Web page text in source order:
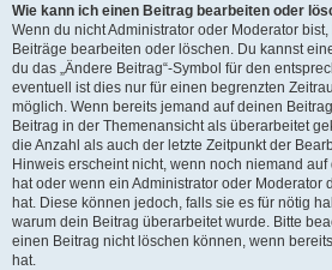
Wie kann ich einen Beitrag bearbeiten oder
Wenn du nicht Administrator oder Moderator
Beiträge bearbeiten oder löschen. Du kannst
du das „Ändere Beitrag“-Symbol für den
eventuell ist dies nur für einen begrenzten
möglich. Wenn bereits jemand auf deinen
Beitrag in der Themenansicht als überarbeitet
die Anzahl als auch der letzte Zeitpunkt der
Hinweis erscheint nicht, wenn noch niemand
hat oder wenn ein Administrator oder Moderator
hat. Diese können jedoch, falls sie es für nötig
warum dein Beitrag überarbeitet wurde. Bitte
einen Beitrag nicht löschen können, wenn
hat.